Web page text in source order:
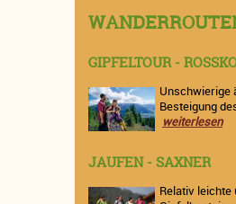
GIPFELTOUR -
Unschwierige
Besteigung
weiterlesen
JAUFEN - SAXNER
Relativ leichte